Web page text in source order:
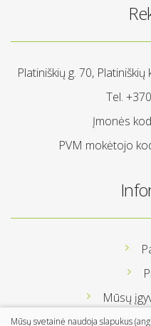
Platiniškių g. 70,
Tel.
Įmonės
PVM mokėtojo
Mūsų
Mūsų svetainė naudoja slapukus